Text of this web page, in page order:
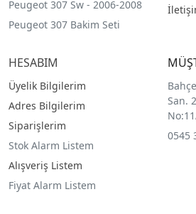
Peugeot 307 Sw - 2006-2008
Peugeot 307 Bakim Seti
HESABIM
Üyelik Bilgilerim
Adres Bilgilerim
Siparişlerim
Stok Alarm Listem
Alışveriş Listem
Fiyat Alarm Listem
San.
0545